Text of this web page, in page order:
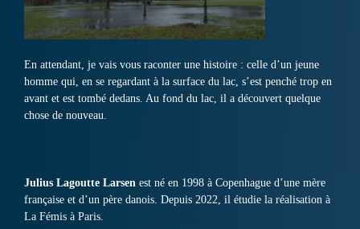
En attendant, je vais vous raconter une histoire : celle d’un jeune
homme qui, en se regardant à la surface du lac, s’est penché trop en
avant et est tombé dedans. Au fond du lac, il a découvert quelque
chose de nouveau.
Julius Lagoutte Larsen est né en 1998 à Copenhague d’une mère
française et d’un père danois. Depuis 2022, il étudie la réalisation à
La Fémis à Paris.